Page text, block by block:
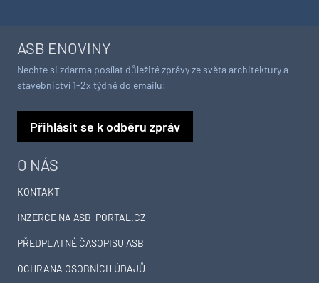
O NÁS
KONTAKT
INZERCE NA ASB-PORTAL.CZ
PŘEDPLATNÉ ČASOPISU ASB
OCHRANA OSOBNÍCH ÚDAJŮ
ASB ENOVINY
Nechte si zdarma posílat důležité zprávy ze světa architektury a
stavebnictví 1-2x týdně do emailu:
Přihlásit se k odběru zpráv